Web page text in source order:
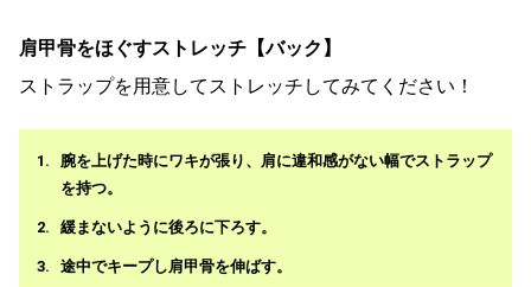
肩甲骨をほぐすストレッチ【バック】
ストラップを用意してストレッチしてみてください！
腕を上げた時にワキが張り、肩に違和感がない幅でストラップ
を持つ。
緩まないように後ろに下ろす。
途中でキープし肩甲骨を伸ばす。